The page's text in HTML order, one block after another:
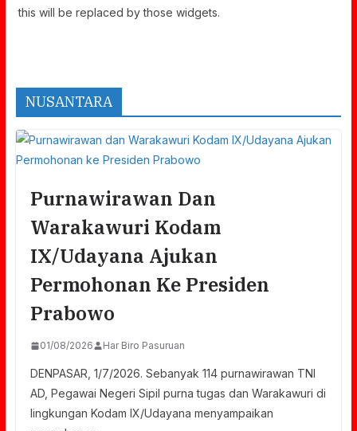
this will be replaced by those widgets.
NUSANTARA
Purnawirawan Dan
Warakawuri Kodam
IX/Udayana Ajukan
Permohonan Ke Presiden
Prabowo
01/08/2026 Har Biro Pasuruan
DENPASAR, 1/7/2026. Sebanyak 114 purnawirawan TNI
AD, Pegawai Negeri Sipil purna tugas dan Warakawuri di
lingkungan Kodam IX/Udayana menyampaikan